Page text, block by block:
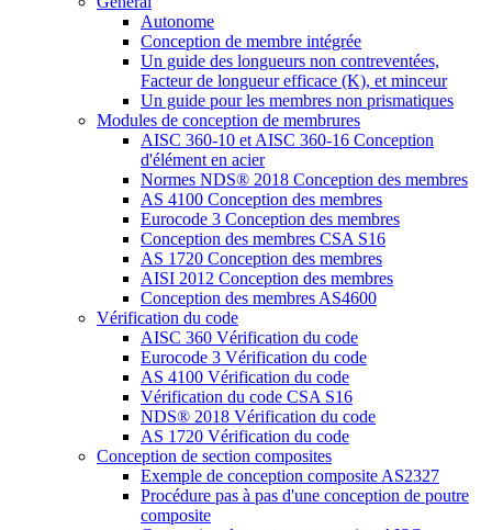
Autonome
Conception de membre intégrée
Un guide des longueurs non contreventées,
Facteur de longueur efficace (K), et minceur
Un guide pour les membres non prismatiques
Modules de conception de membrures
AISC 360-10 et AISC 360-16 Conception
d'élément en acier
Normes NDS® 2018 Conception des membres
AS 4100 Conception des membres
Eurocode 3 Conception des membres
Conception des membres CSA S16
AS 1720 Conception des membres
AISI 2012 Conception des membres
Conception des membres AS4600
Vérification du code
AISC 360 Vérification du code
Eurocode 3 Vérification du code
AS 4100 Vérification du code
Vérification du code CSA S16
NDS® 2018 Vérification du code
AS 1720 Vérification du code
Conception de section composites
Exemple de conception composite AS2327
Procédure pas à pas d'une conception de poutre
composite